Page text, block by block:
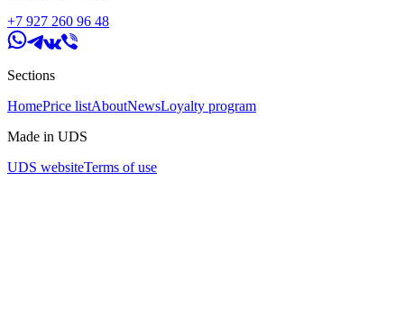
+7 927 260 96 48
Sections
HomePrice listAboutNewsLoyalty program
Made in UDS
UDS websiteTerms of use